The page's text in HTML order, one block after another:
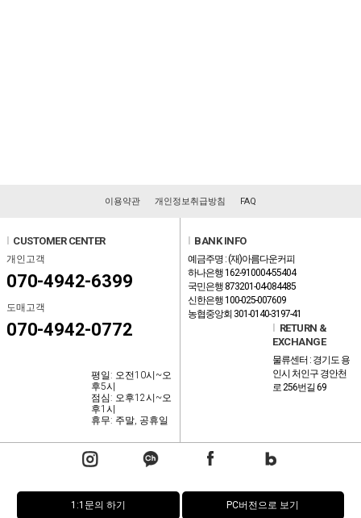
이용약관 개인정보취급방침 FAQ
CUSTOMER CENTER
개인고객
070-4942-6399
도매고객
070-4942-0772
평일: 오전10시~오
후5시
점심: 오후12시~오
후1시
휴무: 주말, 공휴일
BANK INFO
예금주명 : (재)아름다운커피
하나은행 162-910004-55404
국민은행 873201-04-084485
신한은행 100-025-007609
농협중앙회 301-0140-3197-41
RETURN &
EXCHANGE
물류센터 : 경기도 용
인시 처인구 경안천
로 256번길 69
1:1문의 하기 PC버전으로 보기